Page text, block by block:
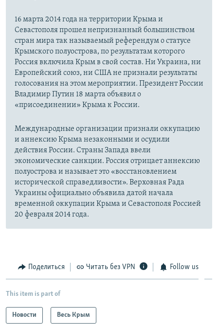
16 марта 2014 года на территории Крыма и
Севастополя прошел непризнанный большинством
стран мира так называемый референдум о статусе
Крымского полуострова, по результатам которого
Россия включила Крым в свой состав. Ни Украина, ни
Европейский союз, ни США не признали результаты
голосования на этом мероприятии. Президент России
Владимир Путин 18 марта объявил о
«присоединении» Крыма к России.
Международные организации признали оккупацию
и аннексию Крыма незаконными и осудили
действия России. Страны Запада ввели
экономические санкции. Россия отрицает аннексию
полуострова и называет это «восстановлением
исторической справедливости». Верховная Рада
Украины официально объявила датой начала
временной оккупации Крыма и Севастополя Россией
20 февраля 2014 года.
Поделиться Читать без VPN Follow us
This item is part of
Новости Весь Крым